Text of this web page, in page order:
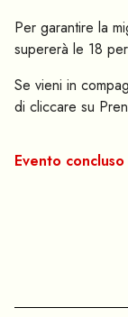
Per garantire la
supererà le 18
Se vieni in
di cliccare su
Evento concluso